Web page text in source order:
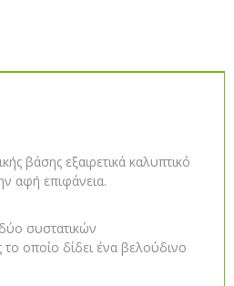
βάσης εξαιρετικά καλυπτικό
αφή επιφάνεια.
συστατικών
οποίο δίδει ένα βελούδινο